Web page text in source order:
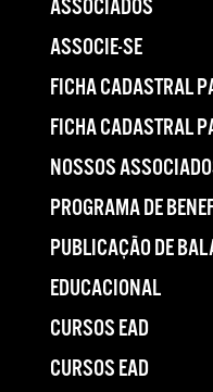
ASSOCIADOS
ASSOCIE-SE
FICHA CADASTRAL
FICHA CADASTRAL
NOSSOS
PROGRAMA DE
PUBLICAÇÃO DE
EDUCACIONAL
CURSOS EAD
CURSOS EAD